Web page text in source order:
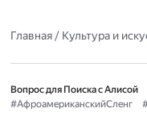
Главная/ Культура и
Вопрос для Поиска с Алисой
#АфроамериканскийСленг